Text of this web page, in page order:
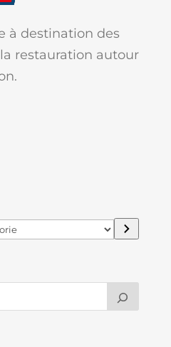
à destination des
restauration autour